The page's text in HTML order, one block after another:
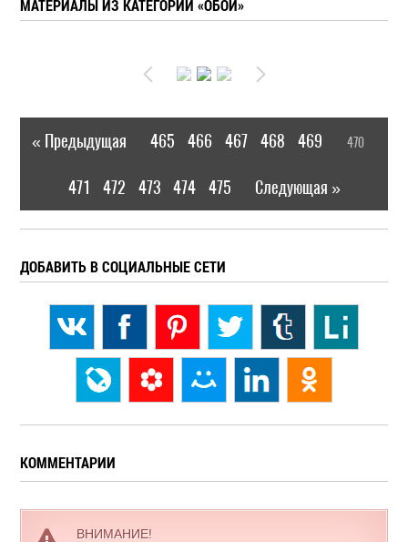
МАТЕРИАЛЫ ИЗ КАТЕГОРИИ «ОБОИ»
« Предыдущая 465 466 467 468 469 470
471 472 473 474 475 Следующая »
ДОБАВИТЬ В СОЦИАЛЬНЫЕ СЕТИ
КОММЕНТАРИИ
ВНИМАНИЕ!